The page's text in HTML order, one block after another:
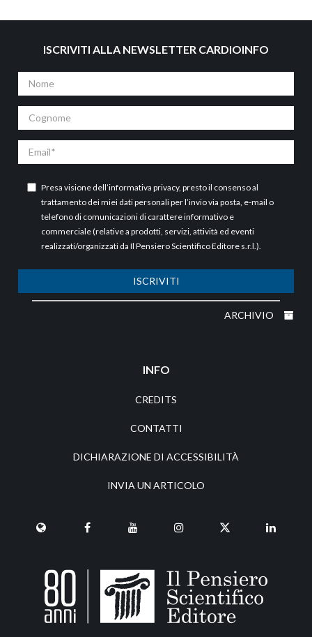
ISCRIVITI ALLA NEWSLETTER CARDIOINFO
Nome
Cognome
Email
Presa visione dell’informativa privacy, presto il consenso al
trattamento dei miei dati personali per l’invio via posta, e-mail o
telefono di comunicazioni di carattere informativo e
commerciale (relative a prodotti, servizi, attività ed eventi
realizzati/organizzati da Il Pensiero Scientifico Editore s.r.l.).
ISCRIVITI
ARCHIVIO
INFO
CREDITS
CONTATTI
DICHIARAZIONE DI ACCESSIBILITÀ
INVIA UN ARTICOLO